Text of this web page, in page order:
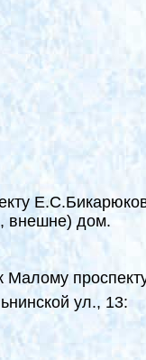
внешне) дом.
Малому
ул., 13: